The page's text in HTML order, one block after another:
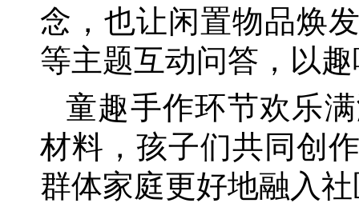
念，也让闲置物品焕
等主题互动问答，以
童趣手作环节欢乐
材料，孩子们共同创
群体家庭更好地融入